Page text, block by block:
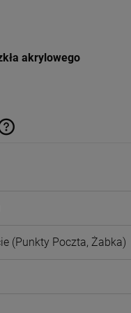
akrylowego
(Punkty Poczta, Żabka)